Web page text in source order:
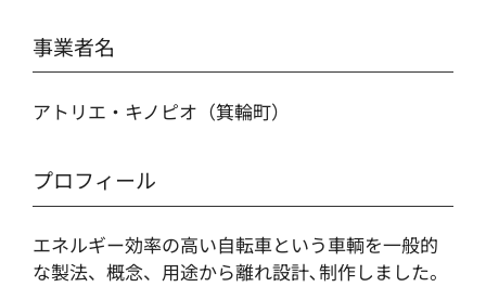
事業者名
アトリエ・キノピオ（箕輪町）
プロフィール
エネルギー効率の高い自転車という車輌を一般的
な製法、概念、用途から離れ設計､制作しました。